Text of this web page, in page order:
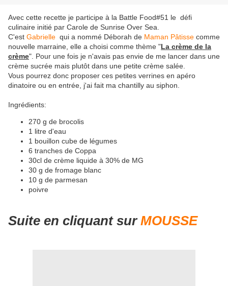
Avec cette recette je participe à la Battle Food#51 le défi
culinaire initié par Carole de Sunrise Over Sea.
C'est Gabrielle qui a nommé Déborah de Maman Pâtisse comme
nouvelle marraine, elle a choisi comme thème "La crème de la
crème". Pour une fois je n'avais pas envie de me lancer dans une
crème sucrée mais plutôt dans une petite crème salée.
Vous pourrez donc proposer ces petites verrines en apéro
dinatoire ou en entrée, j'ai fait ma chantilly au siphon.
Ingrédients:
270 g de brocolis
1 litre d'eau
1 bouillon cube de légumes
6 tranches de Coppa
30cl de crème liquide à 30% de MG
30 g de fromage blanc
10 g de parmesan
poivre
Suite en cliquant surMOUSSE